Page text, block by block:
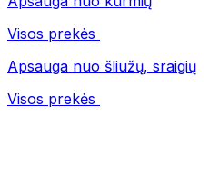
Visos prekės
Apsauga nuo šliužų, sraigių
Visos prekės